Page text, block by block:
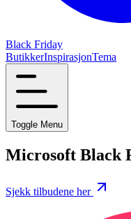
Black Friday
ButikkerInspirasjonTema
Toggle Menu
Microsoft Black
Sjekk tilbudene her